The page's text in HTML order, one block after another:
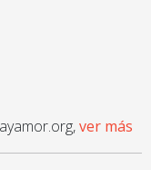
ver más